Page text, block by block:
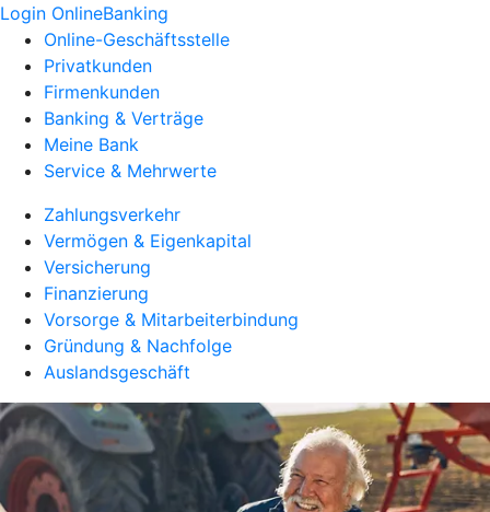
Login OnlineBanking
Online-Geschäftsstelle
Privatkunden
Firmenkunden
Banking & Verträge
Meine Bank
Service & Mehrwerte
Zahlungsverkehr
Vermögen & Eigenkapital
Versicherung
Finanzierung
Vorsorge & Mitarbeiterbindung
Gründung & Nachfolge
Auslandsgeschäft